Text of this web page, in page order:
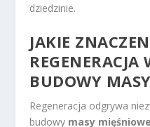
dziedzinie.
JAKIE
REGENERACJA
BUDOWY
Regeneracja odgrywa
budowy masy